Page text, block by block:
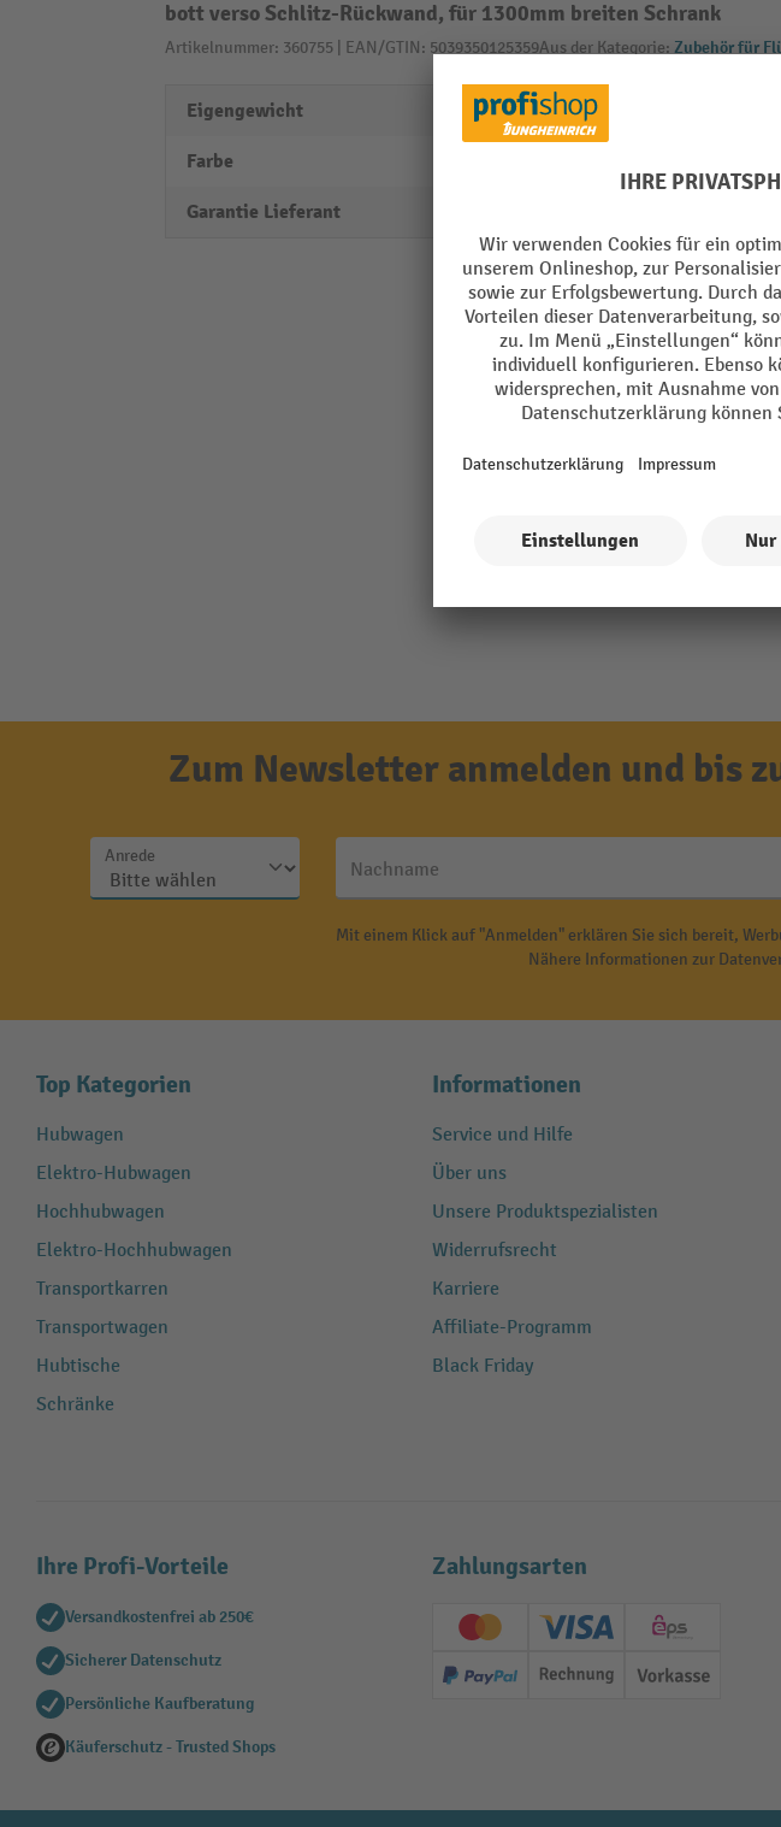
bott verso Schlitz-Rückwand, für 1300mm breiten Schrank
Artikelnummer: 360755 | EAN/GTIN: 5039350125359Aus der Kategorie: Zubehör für
Eigengewicht 5,35 kg
Farbe
Garantie Lieferant
Zum Newsletter anmelden und bis
Anrede
Nachname
Mit einem Klick auf "Anmelden" erklären Sie sich bereit,
Nähere Informationen zur
Top Kategorien
Hubwagen
Elektro-Hubwagen
Hochhubwagen
Elektro-Hochhubwagen
Transportkarren
Transportwagen
Hubtische
Schränke
Informationen
Service und Hilfe
Über uns
Unsere Produktspezialisten
Widerrufsrecht
Karriere
Affiliate-Programm
Black Friday
Ihre Profi-Vorteile
Versandkostenfrei ab 250€
Sicherer Datenschutz
Persönliche Kaufberatung
Käuferschutz - Trusted Shops
Zahlungsarten
Creditcard (Master)Creditcard (Visa)
EPS
PayPal Rechnung Vorkasse